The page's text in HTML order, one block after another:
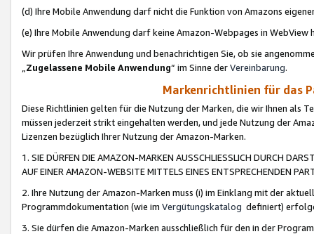
(d) Ihre Mobile Anwendung darf nicht die Funktion von Amazons
(e) Ihre Mobile Anwendung darf keine Amazon-Webpages in WebView
Wir prüfen Ihre Anwendung und benachrichtigen Sie, ob sie
„Zugelassene Mobile Anwendung“ im Sinne derVereinbarung.
Markenrichtlinien für das
Diese Richtlinien gelten für die Nutzung der Marken, die wir Ihnen als
müssen jederzeit strikt eingehalten werden, und jede Nutzung der
Lizenzen bezüglich Ihrer Nutzung der Amazon-Marken.
1. SIE DÜRFEN DIE AMAZON-MARKEN AUSSCHLIESSLICH DURCH
AUF EINER AMAZON-WEBSITE MITTELS EINES ENTSPRECHENDEN
2. Ihre Nutzung der Amazon-Marken muss (i) im Einklang mit der
Programmdokumentation (wie im Vergütungskatalog definiert)
3. Sie dürfen die Amazon-Marken ausschließlich für den in der